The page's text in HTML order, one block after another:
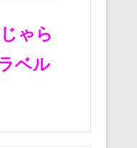
ゃら
ベル